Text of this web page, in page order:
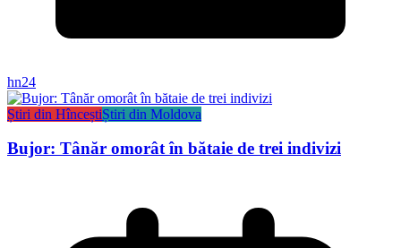
hn24
Știri din HînceștiȘtiri din Moldova
Bujor: Tânăr omorât în bătaie de trei indivizi